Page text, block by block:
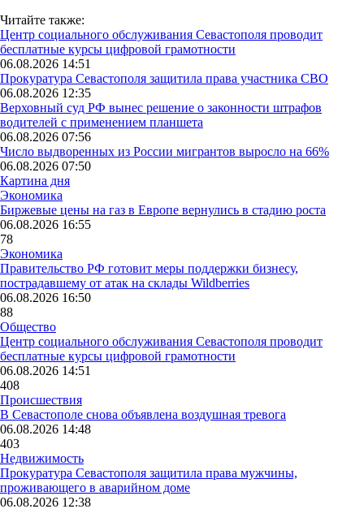
Читайте также:
Центр социального обслуживания Севастополя проводит
бесплатные курсы цифровой грамотности
06.08.2026 14:51
Прокуратура Севастополя защитила права участника СВО
06.08.2026 12:35
Верховный суд РФ вынес решение о законности штрафов
водителей с применением планшета
06.08.2026 07:56
Число выдворенных из России мигрантов выросло на 66%
06.08.2026 07:50
Картина дня
Экономика
Биржевые цены на газ в Европе вернулись в стадию роста
06.08.2026 16:55
78
Экономика
Правительство РФ готовит меры поддержки бизнесу,
пострадавшему от атак на склады Wildberries
06.08.2026 16:50
88
Общество
Центр социального обслуживания Севастополя проводит
бесплатные курсы цифровой грамотности
06.08.2026 14:51
408
Происшествия
В Севастополе снова объявлена воздушная тревога
06.08.2026 14:48
403
Недвижимость
Прокуратура Севастополя защитила права мужчины,
проживающего в аварийном доме
06.08.2026 12:38